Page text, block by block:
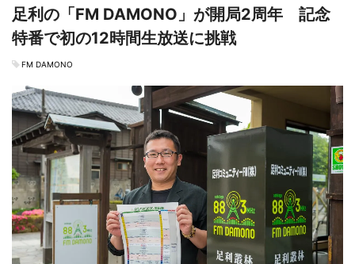
足利の「FM DAMONO」が開局2周年 記念
特番で初の12時間生放送に挑戦
FM DAMONO